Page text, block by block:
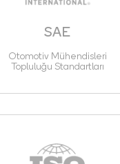
SAE
Otomotiv Mühendisleri
Topluluğu Standartları